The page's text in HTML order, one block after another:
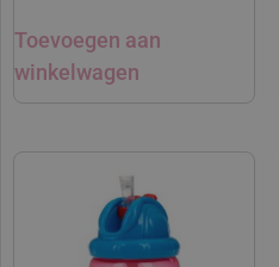
Toevoegen aan
winkelwagen